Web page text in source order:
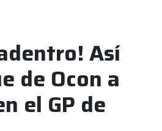
Así
de Ocon a
el GP de